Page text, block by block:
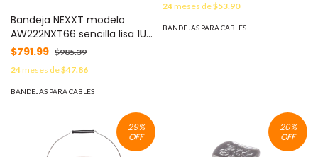
Bandeja NEXXT modelo
AW222NXT66 sencilla lisa 1U
Profundidad .30 Mts hasta
20Kg NPS-S11U3B -
$791.99 $985.39
24meses de$47.86
BANDEJAS PARA CABLES
24meses de$53.90
BANDEJAS PARA CABLES
29%
OFF
20%
OFF